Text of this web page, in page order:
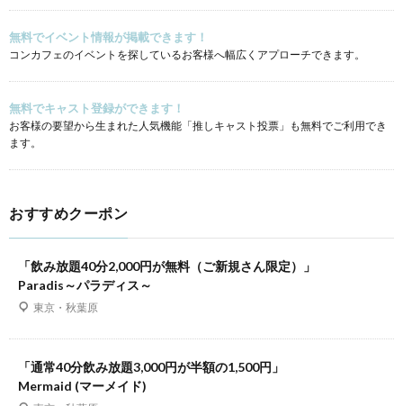
無料でイベント情報が掲載できます！
コンカフェのイベントを探しているお客様へ幅広くアプローチできます。
無料でキャスト登録ができます！
お客様の要望から生まれた人気機能「推しキャスト投票」も無料でご利用でき
ます。
おすすめクーポン
「飲み放題40分2,000円が無料（ご新規さん限定）」
Paradis～パラディス～
東京・秋葉原
「通常40分飲み放題3,000円が半額の1,500円」
Mermaid (マーメイド)